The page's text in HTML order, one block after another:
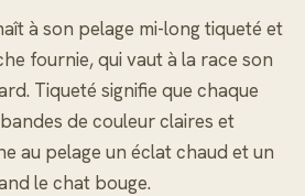
à son pelage mi-long tiqueté et
fournie, qui vaut à la race son
Tiqueté signifie que chaque
de couleur claires et
au pelage un éclat chaud et un
le chat bouge.